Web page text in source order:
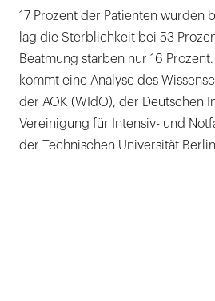
Männer wurden fast
wie Frauen
Im Durchschnitt 14 Tage
Krankenhausaufenthalt
17 Prozent der Patienten wurden
lag die Sterblichkeit bei 53
Beatmung starben nur 16
kommt eine Analyse des
der AOK (WIdO), der Deutschen
Vereinigung für Intensiv- und
der Technischen Universität